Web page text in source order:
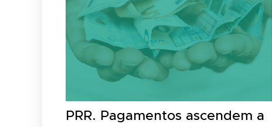
de vista legal como...
PRR. Pagamentos ascendem a